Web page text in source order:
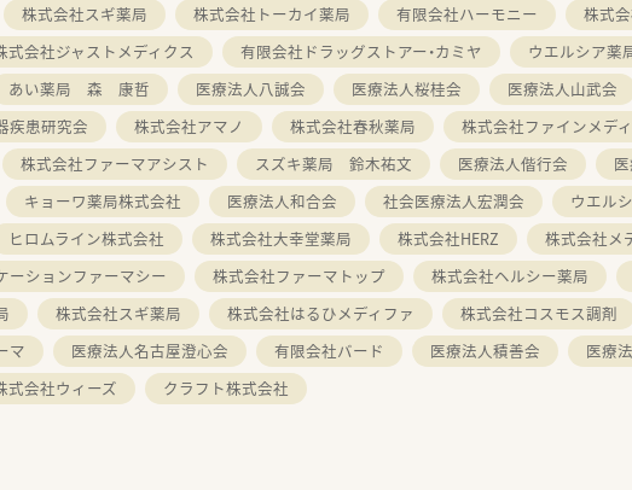
株式会社スギ薬局 株式会社トーカイ薬局 有限会社ハーモニー 株式
式会社ジャストメディクス 有限会社ドラッグストアー・カミヤ ウエルシア薬
あい薬局 森 康哲 医療法人八誠会 医療法人桜桂会 医療法人山武会
疾患研究会 株式会社アマノ 株式会社春秋薬局 株式会社ファインメデ
株式会社ファーマアシスト スズキ薬局 鈴木祐文 医療法人偕行会
キョーワ薬局株式会社 医療法人和合会 社会医療法人宏潤会
ウエル
ヒロムライン株式会社 株式会社大幸堂薬局 株式会社HERZ 株式会社メ
ーションファーマシー 株式会社ファーマトップ 株式会社ヘルシー薬局
株式会社スギ薬局 株式会社はるひメディファ 株式会社コスモス調剤
マ 医療法人名古屋澄心会 有限会社バード 医療法人積善会 医療
式会社ウィーズ クラフト株式会社